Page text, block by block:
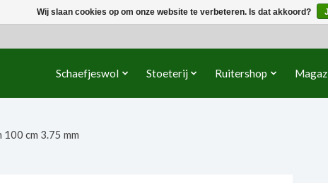
Schaefjeswol Stoeterij Ruitershop
cm 3.75 mm
Wij slaan cookies op om onze website te verbeteren. Is dat akkoord?